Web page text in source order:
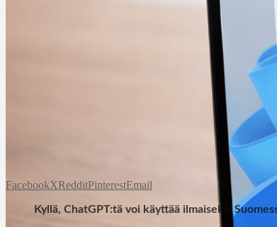
FacebookXRedditPinterestEmail
Kyllä, ChatGPT:tä voi käyttää ilmaiseksi